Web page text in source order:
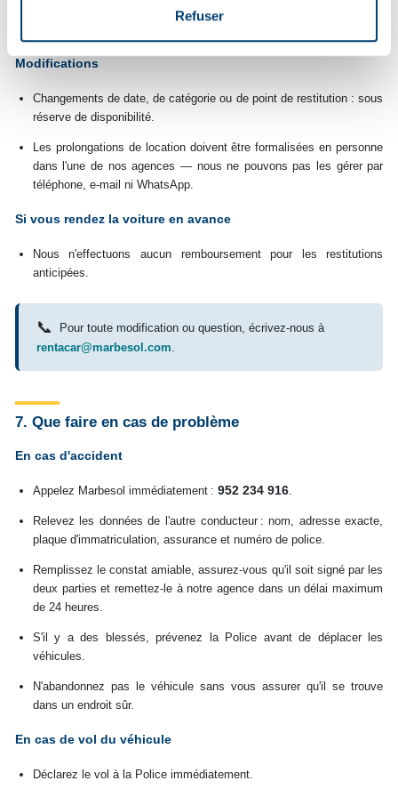
Refuser
Tarifs non remboursables : aucun remboursement en aucun cas
Modifications
Changements de date, de catégorie ou de point de restitution : sous
réserve de disponibilité.
Les prolongations de location doivent être formalisées en personne
dans l'une de nos agences — nous ne pouvons pas les gérer par
téléphone, e-mail ni WhatsApp.
Si vous rendez la voiture en avance
Nous n'effectuons aucun remboursement pour les restitutions
anticipées.
📞
Pour toute modification ou question, écrivez-nous à
rentacar@marbesol.com
7. Que faire en cas de problème
En cas d'accident
Appelez Marbesol immédiatement : 952 234 916.
Relevez les données de l'autre conducteur : nom, adresse exacte,
plaque d'immatriculation, assurance et numéro de police.
Remplissez le constat amiable, assurez-vous qu'il soit signé par les
deux parties et remettez-le à notre agence dans un délai maximum
de 24 heures.
S'il y a des blessés, prévenez la Police avant de déplacer les
véhicules.
N'abandonnez pas le véhicule sans vous assurer qu'il se trouve
dans un endroit sûr.
En cas de vol du véhicule
Déclarez le vol à la Police immédiatement.